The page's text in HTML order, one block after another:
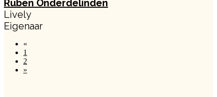
Ruben Onderdelinden
Lively
Eigenaar
«
1
2
»